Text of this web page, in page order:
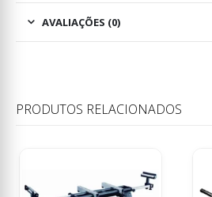
AVALIAÇÕES (0)
PRODUTOS RELACIONADOS